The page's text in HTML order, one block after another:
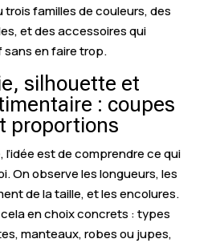
familles de couleurs, des
et des accessoires qui
en faire trop.
silhouette et
: coupes
proportions
l’idée est de comprendre ce qui
On observe les longueurs, les
de la taille, et les encolures.
en choix concrets : types
manteaux, robes ou jupes,